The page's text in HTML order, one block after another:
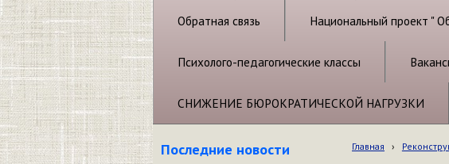
Обратная связь Национальный проект "
Психолого-педагогические классы
СНИЖЕНИЕ БЮРОКРАТИЧЕСКОЙ НАГРУЗКИ
Последние новости Главная ›